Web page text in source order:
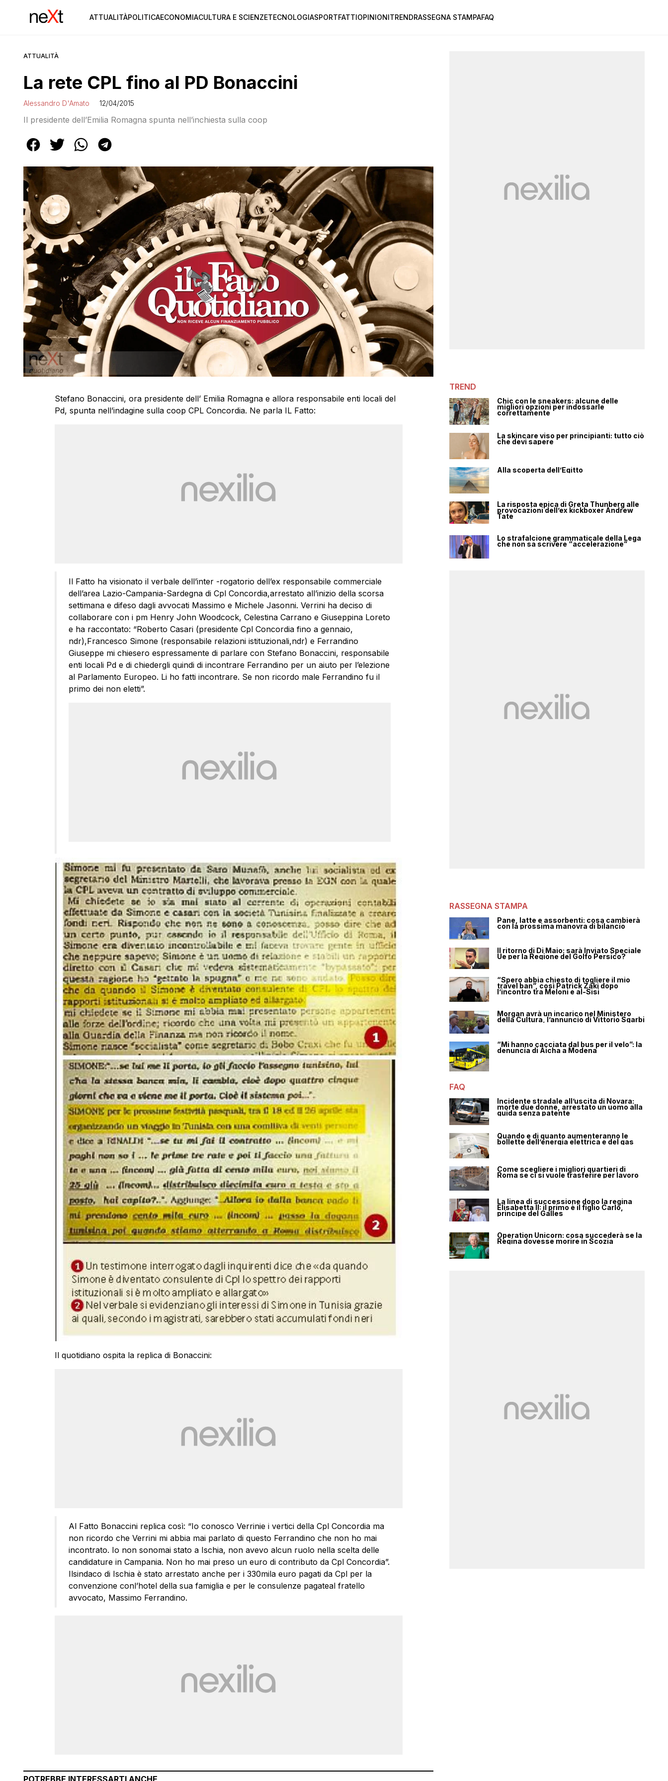
ATTUALITÀPOLITICAECONOMIACULTURA E SCIENZETECNOLOGIASPORTFATTIOPINIONITRENDRASSEGNA STAMPAFAQ
ATTUALITÀ
La rete CPL fino al PD Bonaccini
Alessandro D'Amato 12/04/2015
Il presidente dell’Emilia Romagna spunta nell’inchiesta sulla coop
Stefano Bonaccini, ora presidente dell’ Emilia Romagna e allora responsabile enti locali del
Pd, spunta nell’indagine sulla coop CPL Concordia. Ne parla IL Fatto:
Il Fatto ha visionato il verbale dell’inter -rogatorio dell’ex responsabile commerciale
dell’area Lazio-Campania-Sardegna di Cpl Concordia,arrestato all’inizio della scorsa
settimana e difeso dagli avvocati Massimo e Michele Jasonni. Verrini ha deciso di
collaborare con i pm Henry John Woodcock, Celestina Carrano e Giuseppina Loreto
e ha raccontato: “Roberto Casari (presidente Cpl Concordia fino a gennaio,
ndr),Francesco Simone (responsabile relazioni istituzionali,ndr) e Ferrandino
Giuseppe mi chiesero espressamente di parlare con Stefano Bonaccini, responsabile
enti locali Pd e di chiedergli quindi di incontrare Ferrandino per un aiuto per l’elezione
al Parlamento Europeo. Li ho fatti incontrare. Se non ricordo male Ferrandino fu il
primo dei non eletti”.
Il quotidiano ospita la replica di Bonaccini:
Al Fatto Bonaccini replica così: “Io conosco Verrinie i vertici della Cpl Concordia ma
non ricordo che Verrini mi abbia mai parlato di questo Ferrandino che non ho mai
incontrato. Io non sonomai stato a Ischia, non avevo alcun ruolo nella scelta delle
candidature in Campania. Non ho mai preso un euro di contributo da Cpl Concordia”.
Ilsindaco di Ischia è stato arrestato anche per i 330mila euro pagati da Cpl per la
convenzione conl’hotel della sua famiglia e per le consulenze pagateal fratello
avvocato, Massimo Ferrandino.
TREND
Chic con le sneakers: alcune delle
migliori opzioni per indossarle
correttamente
La skincare viso per principianti: tutto ciò
che devi sapere
Alla scoperta dell’Egitto
La risposta epica di Greta Thunberg alle
provocazioni dell’ex kickboxer Andrew
Tate
Lo strafalcione grammaticale della Lega
che non sa scrivere “accelerazione”
RASSEGNA STAMPA
Pane, latte e assorbenti: cosa cambierà
con la prossima manovra di bilancio
Il ritorno di Di Maio: sarà Inviato Speciale
Ue per la Regione del Golfo Persico?
“Spero abbia chiesto di togliere il mio
travel ban”, così Patrick Zaki dopo
l’incontro tra Meloni e al-Sisi
Morgan avrà un incarico nel Ministero
della Cultura, l’annuncio di Vittorio Sgarbi
“Mi hanno cacciata dal bus per il velo”: la
denuncia di Aicha a Modena
FAQ
Incidente stradale all’uscita di Novara:
morte due donne, arrestato un uomo alla
guida senza patente
Quando e di quanto aumenteranno le
bollette dell’energia elettrica e del gas
Come scegliere i migliori quartieri di
Roma se ci si vuole trasferire per lavoro
La linea di successione dopo la regina
Elisabetta II: il primo è il figlio Carlo,
principe del Galles
Operation Unicorn: cosa succederà se la
Regina dovesse morire in Scozia